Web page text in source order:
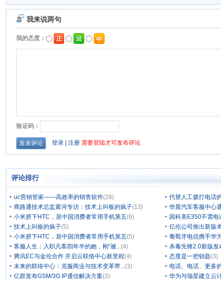
评论排行
uc营销管家——高效率的销售软件(28)
代替人工拨打电话
商路通技术总监黄河专访：技术上叫板的疯子(13)
华晨汽车客服中心
小米挤下HTC，居中国消费者常用手机第五(6)
因科美E350不需
技术上叫板的疯子(5)
亿伦公司推出新版
小米挤下HTC，居中国消费者常用手机第五(5)
葡萄牙电信携手华
客服人生：入职凡客四年半的她，刚“被...(4)
杀毒先锋2.0新版发
腾讯EC与金伦合作 开启云联络中心新里程(4) 态度是一把钥匙(3)
未来的联络中心：克服商业与技术变革带...(3)
电话、电话、更多
亿群发布GSM/3G IP通信解决方案(3)
华为与瑞星建立云